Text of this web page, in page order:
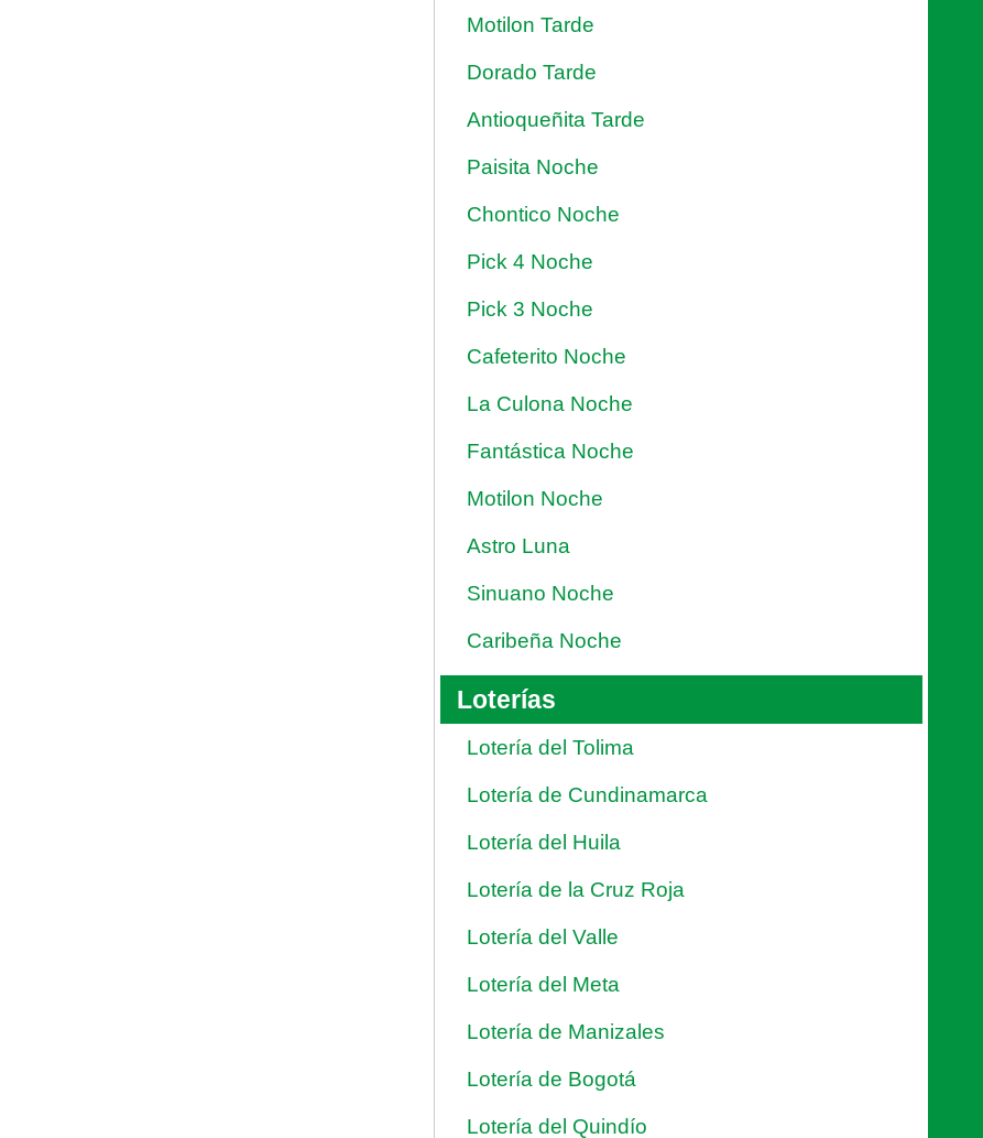
Motilon Tarde
Dorado Tarde
Antioqueñita Tarde
Paisita Noche
Chontico Noche
Pick 4 Noche
Pick 3 Noche
Cafeterito Noche
La Culona Noche
Fantástica Noche
Motilon Noche
Astro Luna
Sinuano Noche
Caribeña Noche
Loterías
Lotería del Tolima
Lotería de Cundinamarca
Lotería del Huila
Lotería de la Cruz Roja
Lotería del Valle
Lotería del Meta
Lotería de Manizales
Lotería de Bogotá
Lotería del Quindío